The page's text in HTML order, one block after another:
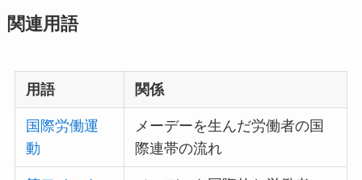
関連用語
用語 関係
国際労働運
動
メーデーを生んだ労働者の国
際連帯の流れ